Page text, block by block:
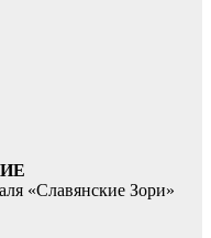
«Славянские Зори»